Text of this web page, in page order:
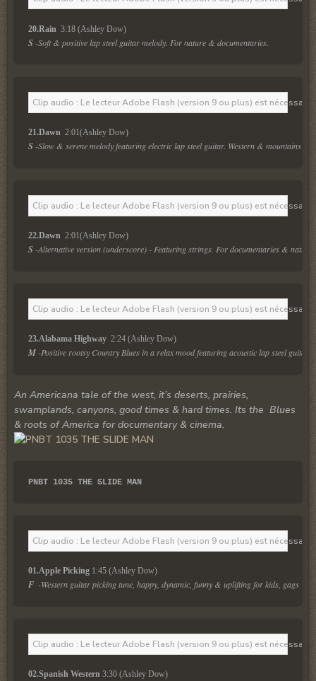
20.Rain 3:18 (Ashley Dow)
S -Soft & positive lap steel guitar melody. For nature & documentaries.
Clip audio : Le lecteur Adobe Flash (version 9 ou plus) est
21.Dawn 2:01(Ashley Dow)
S -Slow & serene melody featuring electric lap steel guitar. Western & mountains
Clip audio : Le lecteur Adobe Flash (version 9 ou plus) est
22.Dawn 2:01(Ashley Dow)
S -Alternative version (underscore) - Featuring strings. For documentaries & nature.
Clip audio : Le lecteur Adobe Flash (version 9 ou plus) est
23.Alabama Highway 2:24 (Ashley Dow)
M -Positive rootsy Country Blues in a relax mood featuring acoustic lap steel guitar.
An Americana tale of the west, it’s deserts, prairies,
swamplands, canyons, good times & hard times. Its the Blues
& roots of America for documentary & cinema.
PNBT 1035 THE SLIDE MAN
Clip audio : Le lecteur Adobe Flash (version 9 ou plus) est
01.Apple Picking 1:45 (Ashley Dow)
F -Western guitar picking tune, happy, dynamic, funny & uplifting for kids, gags &
Clip audio : Le lecteur Adobe Flash (version 9 ou plus) est
02.Spanish Western 3:30 (Ashley Dow)